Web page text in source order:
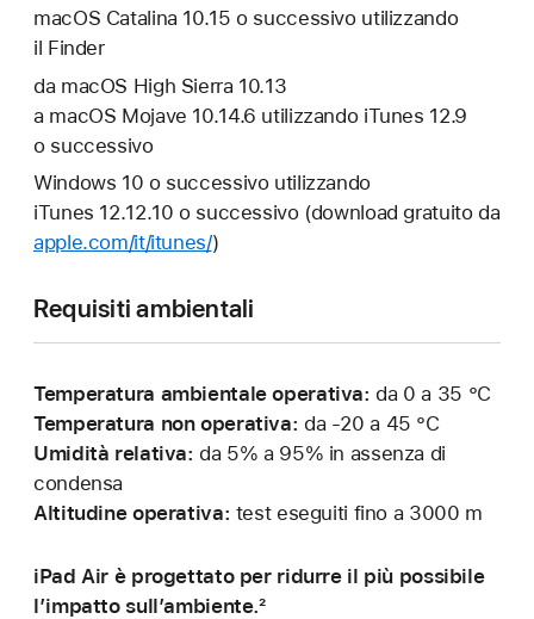
macOS Catalina 10.15 o successivo utilizzando
il Finder
da macOS High Sierra 10.13
a macOS Mojave 10.14.6 utilizzando iTunes 12.9
o successivo
Windows 10 o successivo utilizzando
iTunes 12.12.10 o successivo (download gratuito da
apple.com/it/itunes/)
Requisiti ambientali
Temperatura ambientale operativa: da 0 a 35 °C
Temperatura non operativa: da -20 a 45 °C
Umidità relativa: da 5% a 95% in assenza di
condensa
Altitudine operativa: test eseguiti fino a 3000 m
iPad Air è progettato per ridurre il più possibile
l’impatto sull’ambiente.²